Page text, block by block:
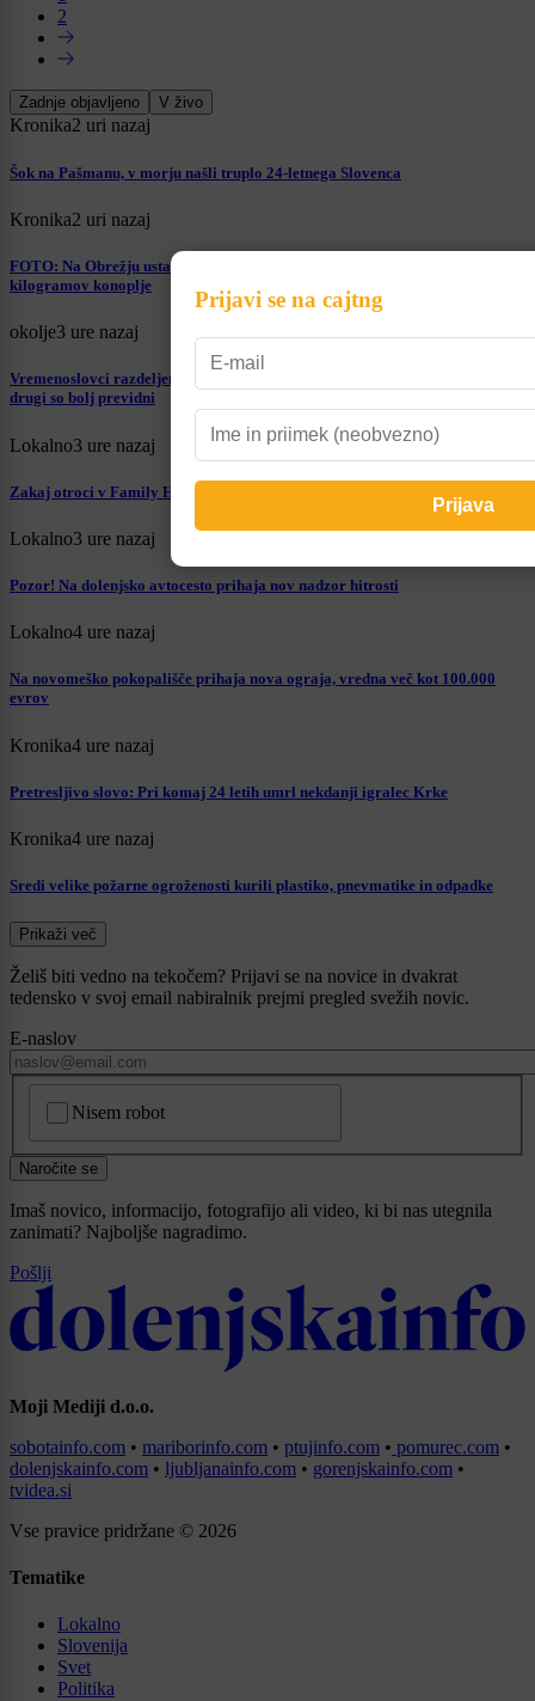
2
Zadnje objavljeno V živo
Kronika2 uri nazaj
Šok na Pašmanu, v morju našli truplo 24-letnega Slovenca
Kronika2 uri nazaj
FOTO: Na Obrežju ustavili tovornjak iz Španije, med pohištvom našli 177
kilogramov konoplje
okolje3 ure nazaj
Vremenoslovci razdeljeni: Nekateri napovedujejo več kot deset stopinj manj,
drugi so bolj previdni
Lokalno3 ure nazaj
Zakaj otroci v Family Hotelu Vilinia pozabijo na telefone?
Lokalno3 ure nazaj
Pozor! Na dolenjsko avtocesto prihaja nov nadzor hitrosti
Lokalno4 ure nazaj
Na novomeško pokopališče prihaja nova ograja, vredna več kot 100.000
evrov
Kronika4 ure nazaj
Pretresljivo slovo: Pri komaj 24 letih umrl nekdanji igralec Krke
Kronika4 ure nazaj
Sredi velike požarne ogroženosti kurili plastiko, pnevmatike in odpadke
Prikaži več
Želiš biti vedno na tekočem? Prijavi se na novice in dvakrat
tedensko v svoj email nabiralnik prejmi pregled svežih novic.
E-naslov
Nisem robot
Naročite se
Imaš novico, informacijo, fotografijo ali video, ki bi nas utegnila
zanimati? Najboljše nagradimo.
Pošlji
Moji Mediji d.o.o.
sobotainfo.com • mariborinfo.com • ptujinfo.com • pomurec.com •
dolenjskainfo.com • ljubljanainfo.com • gorenjskainfo.com •
tvidea.si
Vse pravice pridržane © 2026
Tematike
Lokalno
Slovenija
Svet
Politika
Prijavi se na cajtng